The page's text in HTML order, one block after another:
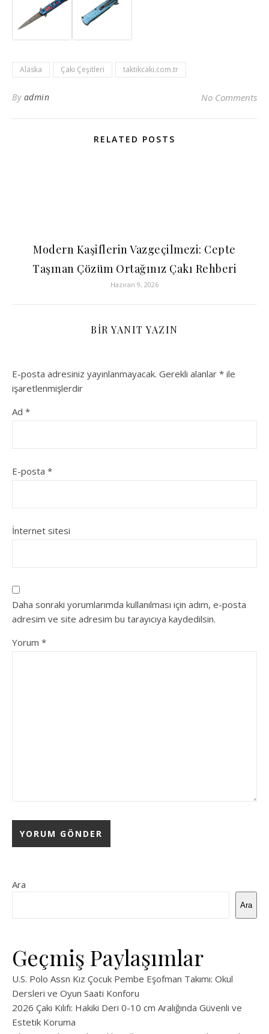
Alaska Çakı Çeşitleri taktikcaki.com.tr
By admin No Comments
RELATED POSTS
Modern Kaşiflerin Vazgeçilmezi: Cepte
Taşınan Çözüm Ortağınız Çakı Rehberi
Haziran 9, 2026
BIR YANIT YAZIN
E-posta adresiniz yayınlanmayacak. Gerekli alanlar * ile
işaretlenmişlerdir
Ad *
E-posta *
İnternet sitesi
Daha sonraki yorumlarımda kullanılması için adım, e-posta
adresim ve site adresim bu tarayıcıya kaydedilsin.
Yorum *
Ara
Ara
Geçmiş Paylaşımlar
U.S. Polo Assn Kız Çocuk Pembe Eşofman Takımı: Okul
Dersleri ve Oyun Saati Konforu
2026 Çakı Kılıfı: Hakiki Deri 0-10 cm Aralığında Güvenli ve
Estetik Koruma